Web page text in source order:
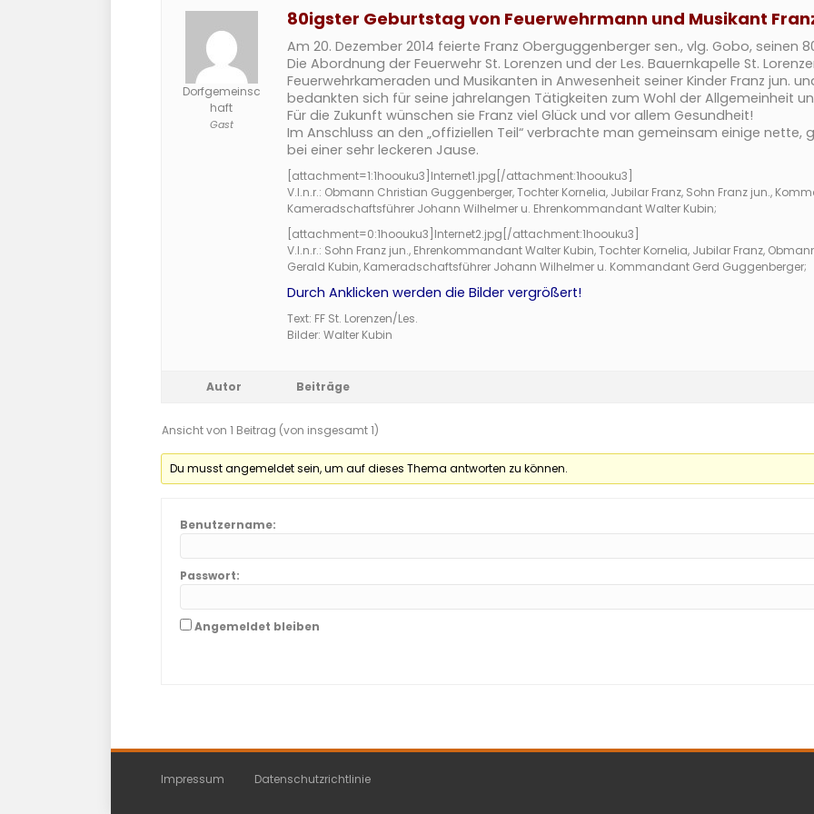
Dorfgemeinsc
haft
Gast
80igster Geburtstag von Feuerwehrmann und Musikant
Am 20. Dezember 2014 feierte Franz Oberguggenberger sen., vlg. Gobo, seinen
Die Abordnung der Feuerwehr St. Lorenzen und der Les. Bauernkapelle St.
Feuerwehrkameraden und Musikanten in Anwesenheit seiner Kinder Franz jun.
bedankten sich für seine jahrelangen Tätigkeiten zum Wohl der Allgemeinheit
Für die Zukunft wünschen sie Franz viel Glück und vor allem Gesundheit!
Im Anschluss an den „offiziellen Teil“ verbrachte man gemeinsam einige nette,
bei einer sehr leckeren Jause.
[attachment=1:1hoouku3] Internet1.jpg [/attachment:1hoouku3]
V.l.n.r.: Obmann Christian Guggenberger, Tochter Kornelia, Jubilar Franz, Sohn Franz jun.,
Kameradschaftsführer Johann Wilhelmer u. Ehrenkommandant Walter Kubin;
[attachment=0:1hoouku3] Internet2.jpg [/attachment:1hoouku3]
V.l.n.r.: Sohn Franz jun., Ehrenkommandant Walter Kubin, Tochter Kornelia, Jubilar Franz,
Gerald Kubin, Kameradschaftsführer Johann Wilhelmer u. Kommandant Gerd Guggenberger;
Durch Anklicken werden die Bilder vergrößert!
Text: FF St. Lorenzen/Les.
Bilder: Walter Kubin
Autor Beiträge
Ansicht von 1 Beitrag (von insgesamt 1)
Du musst angemeldet sein, um auf dieses Thema antworten zu können.
Benutzername:
Passwort:
Angemeldet bleiben
Impressum Datenschutzrichtlinie